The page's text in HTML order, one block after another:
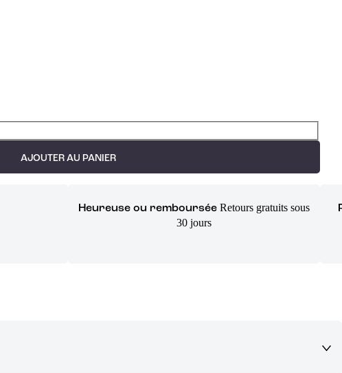
AJOUTER AU PANIER
Heureuse ou remboursée Retours gratuits sous
30 jours